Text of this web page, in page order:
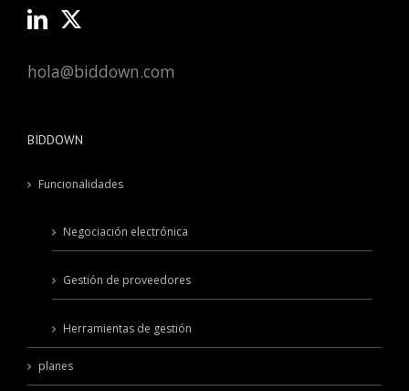
hola@biddown.com
BIDDOWN
Funcionalidades
Negociación electrónica
Gestión de proveedores
Herramientas de gestión
planes